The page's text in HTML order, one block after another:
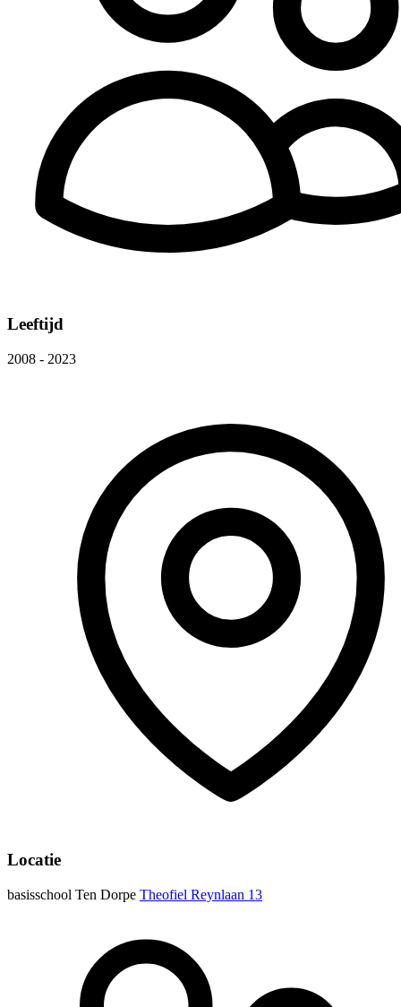
Leeftijd
2008 - 2023
Locatie
basisschool Ten Dorpe Theofiel Reynlaan 13